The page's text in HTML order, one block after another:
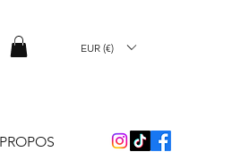
EUR (€)